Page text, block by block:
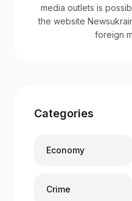
media outlets is
the website
foreign
Categories
Economy
Crime